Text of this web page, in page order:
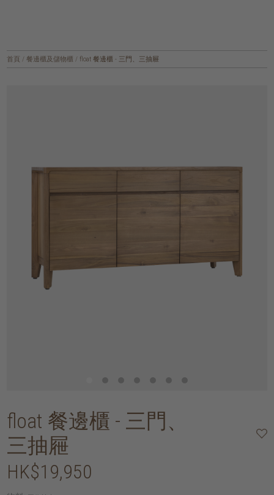
首頁 / 餐邊櫃及儲物櫃 / float 餐邊櫃 - 三門、三抽屜
float 餐邊櫃 - 三門、
三抽屜
HK$19,950